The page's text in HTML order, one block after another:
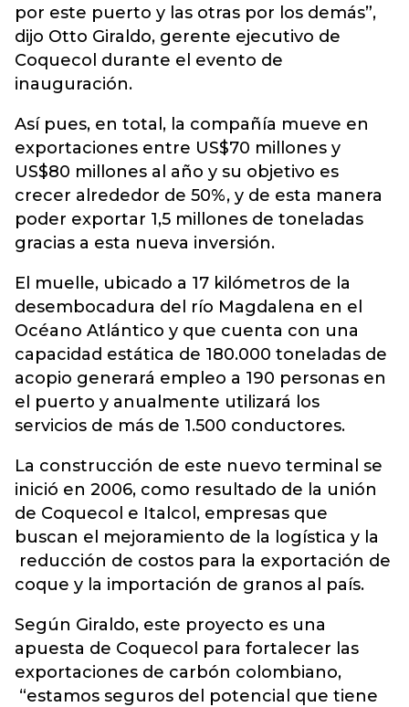
por este puerto y las otras por los demás”,
dijo Otto Giraldo, gerente ejecutivo de
Coquecol durante el evento de
inauguración.
Así pues, en total, la compañía mueve en
exportaciones entre US$70 millones y
US$80 millones al año y su objetivo es
crecer alrededor de 50%, y de esta manera
poder exportar 1,5 millones de toneladas
gracias a esta nueva inversión.
El muelle, ubicado a 17 kilómetros de la
desembocadura del río Magdalena en el
Océano Atlántico y que cuenta con una
capacidad estática de 180.000 toneladas de
acopio generará empleo a 190 personas en
el puerto y anualmente utilizará los
servicios de más de 1.500 conductores.
La construcción de este nuevo terminal se
inició en 2006, como resultado de la unión
de Coquecol e Italcol, empresas que
buscan el mejoramiento de la logística y la
reducción de costos para la exportación de
coque y la importación de granos al país.
Según Giraldo, este proyecto es una
apuesta de Coquecol para fortalecer las
exportaciones de carbón colombiano,
“estamos seguros del potencial que tiene